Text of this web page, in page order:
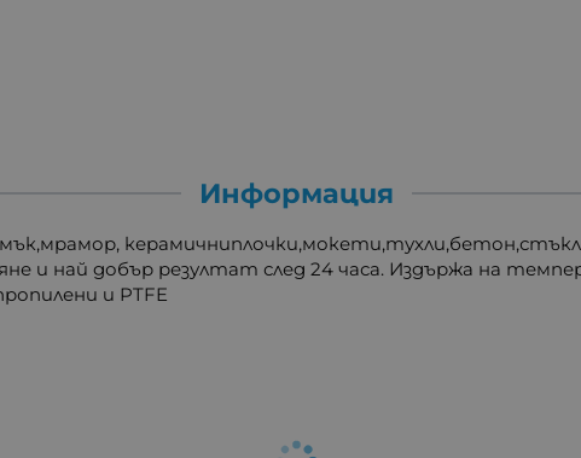
Информация
и най добър резултат след 24 часа. Издържа на
и PTFE